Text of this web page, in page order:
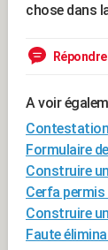
chose dans
A voir
Formulaire
Construire
Cerfa
Construire
Faute